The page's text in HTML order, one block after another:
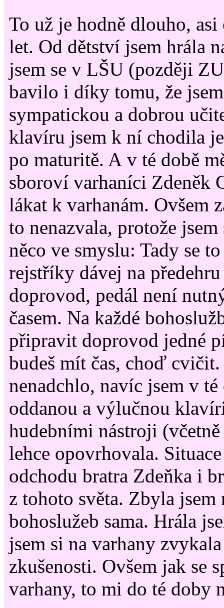
To už je hodně dlouho, asi
let. Od dětství jsem hrála
jsem se v LŠU (později
bavilo i díky tomu, že
sympatickou a dobrou
klavíru jsem k ní chodila
po maturitě. A v té době
sboroví varhaníci Zdeněk
lákat k varhanám. Ovšem
to nenazvala, protože
něco ve smyslu: Tady se
rejstříky dávej na
doprovod, pedál není
časem. Na každé
připravit doprovod jedné
budeš mít čas, choď
nenadchlo, navíc jsem v
oddanou a výlučnou
hudebními nástroji
lehce opovrhovala.
odchodu bratra Zdeňka i
z tohoto světa. Zbyla jsem
bohoslužeb sama. Hrála
jsem si na varhany
zkušenosti. Ovšem jak se
varhany, to mi do té doby